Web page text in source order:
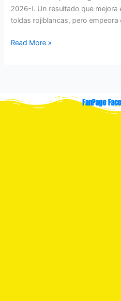
2026-I. Un resultado que mejora
toldas rojiblancas, pero
Read More »
FanPage